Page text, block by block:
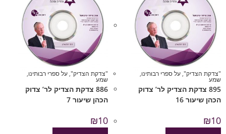
"צדקת הצדיק",על ספרי רבותינו,
שמע
895 צדקת הצדיק לר’ צדוק
הכהן שיעור 16
₪10
"צדקת הצדיק",על ספרי רבותינו,
שמע
886 צדקת הצדיק לר’ צדוק
הכהן שיעור 7
₪10